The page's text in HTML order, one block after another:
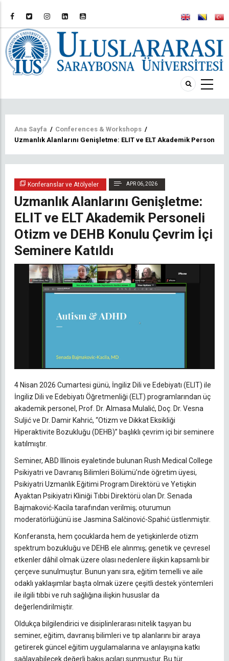
Sayfa
Ana Sayfa / Conferences & Workshops /
Uzmanlık Alanlarını Genişletme: ELIT ve ELT Akademik Personeli
Konferanslar ve Atölyeler APR 06, 2026
Uzmanlık Alanlarını Genişletme:
ELIT ve ELT Akademik Personeli
Otizm ve DEHB Konulu Çevrim İçi
Seminere Katıldı
4 Nisan 2026 Cumartesi günü, İngiliz Dili ve Edebiyatı (ELIT) ile
İngiliz Dili ve Edebiyatı Öğretmenliği (ELT) programlarından üç
akademik personel, Prof. Dr. Almasa Mulalić, Doç. Dr. Vesna
Suljić ve Dr. Damir Kahrić, “Otizm ve Dikkat Eksikliği
Hiperaktivite Bozukluğu (DEHB)” başlıklı çevrim içi bir seminere
katılmıştır.
Seminer, ABD Illinois eyaletinde bulunan Rush Medical College
Psikiyatri ve Davranış Bilimleri Bölümü’nde öğretim üyesi,
Psikiyatri Uzmanlık Eğitimi Program Direktörü ve Yetişkin
Ayaktan Psikiyatri Kliniği Tıbbi Direktörü olan Dr. Senada
Bajmaković-Kacila tarafından verilmiş; oturumun
moderatörlüğünü ise Jasmina Salčinović-Spahić üstlenmiştir.
Konferansta, hem çocuklarda hem de yetişkinlerde otizm
spektrum bozukluğu ve DEHB ele alınmış; genetik ve çevresel
etkenler dâhil olmak üzere olası nedenlere ilişkin kapsamlı bir
çerçeve sunulmuştur. Bunun yanı sıra, eğitim temelli ve aile
odaklı yaklaşımlar başta olmak üzere çeşitli destek yöntemleri
ile ilgili tıbbi ve ruh sağlığına ilişkin hususlar da
değerlendirilmiştir.
Oldukça bilgilendirici ve disiplinlerarası nitelik taşıyan bu
seminer, eğitim, davranış bilimleri ve tıp alanlarını bir araya
getirerek güncel eğitim uygulamalarına ve anlayışına katkı
sağlayabilecek değerli bakış açıları sunmuştur. Bu tür